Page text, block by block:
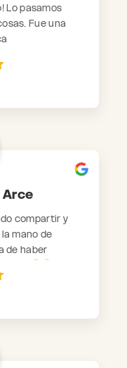
Lo pasamos
Fue una
Arce
compartir y
mano de
de haber